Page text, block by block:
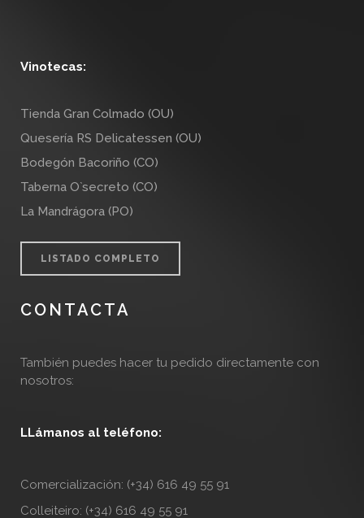
Vinotecas:
Tienda Gran Colmado (OU)
Quesería RS Delicatessen (OU)
Bodegón Bacoriño (CO)
Taberna O`secreto (CO)
La Mandrágora (PO)
LISTADO COMPLETO
CONTACTA
También puedes hacer tu pedido directamente con
nosotros:
LLámanos al teléfono:
Comercialización: (+34) 616 49 55 91
Colleiteiro: (+34) 616 49 55 91